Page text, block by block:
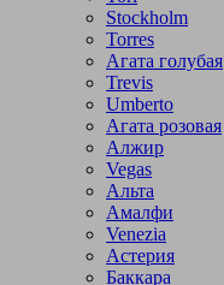
Stockholm
Torres
Агата голубая
Trevis
Umberto
Агата розовая
Алжир
Vegas
Альта
Амалфи
Venezia
Астерия
Баккара